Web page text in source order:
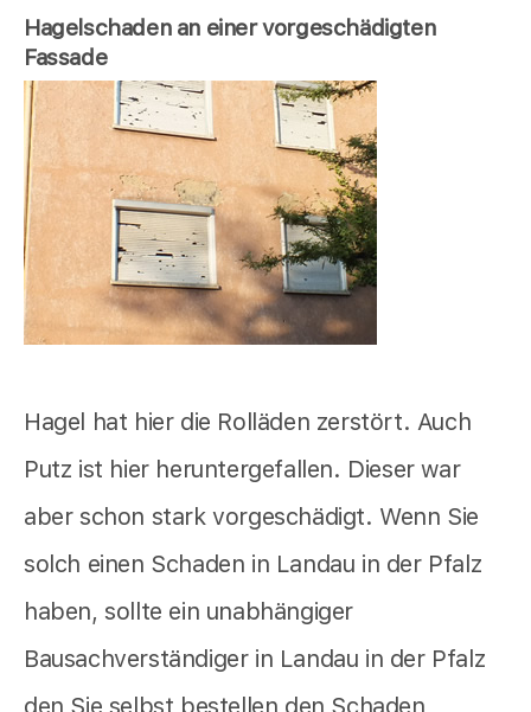
Hagelschaden an einer vorgeschädigten
Fassade
Hagel hat hier die Rolläden zerstört. Auch
Putz ist hier heruntergefallen. Dieser war
aber schon stark vorgeschädigt. Wenn Sie
solch einen Schaden in Landau in der Pfalz
haben, sollte ein unabhängiger
Bausachverständiger in Landau in der Pfalz